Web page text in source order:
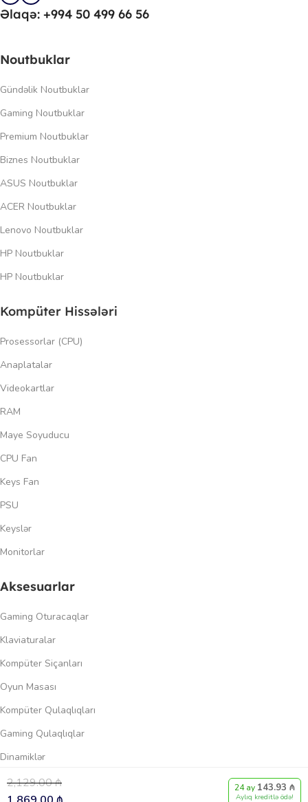
Əlaqə: +994 50 499 66 56
Noutbuklar
Gündəlik Noutbuklar
Gaming Noutbuklar
Premium Noutbuklar
Biznes Noutbuklar
ASUS Noutbuklar
ACER Noutbuklar
Lenovo Noutbuklar
HP Noutbuklar
HP Noutbuklar
Kompüter Hissələri
Prosessorlar (CPU)
Anaplatalar
Videokartlar
RAM
Maye Soyuducu
CPU Fan
Keys Fan
PSU
Keyslər
Monitorlar
Aksesuarlar
Gaming Oturacaqlar
Klaviaturalar
Kompüter Siçanları
Oyun Masası
Kompüter Qulaqlıqları
Gaming Qulaqlıqlar
Dinamiklər
Keçidlər 0
2,129.00₼
24 ay 143.93 ₼
Aylıq kreditlə ödə!